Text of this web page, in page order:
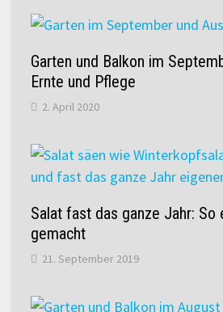
Garten und Balkon im
Ernte und Pflege
2. April 2020
Salat fast das ganze Jahr: So
gemacht
21. September 2019